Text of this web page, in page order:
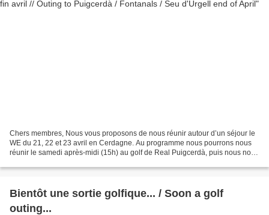
Chers membres, Nous vous proposons de nous réunir autour d’un séjour le
WE du 21, 22 et 23 avril en Cerdagne. Au programme nous pourrons nous
réunir le samedi après-midi (15h) au golf de Real Puigcerdà, puis nous nous
Bientôt une sortie golfique... / Soon a golf
outing...